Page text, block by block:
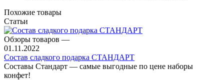
Похожие товары
Статьи
Обзоры товаров —
01.11.2022
Состав сладкого подарка СТАНДАРТ
Составы Стандарт — самые выгодные по цене наборы
конфет!